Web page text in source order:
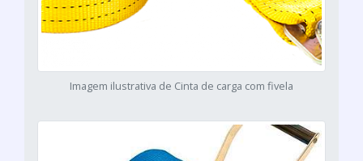
Imagem ilustrativa de Cinta de carga com fivela